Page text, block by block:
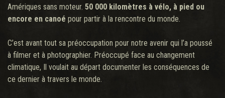
Amériques sans moteur. 50 000 kilomètres à vélo, à pied ou
encore en canoé pour partir à la rencontre du monde.
C’est avant tout sa préoccupation pour notre avenir qui l’a poussé
à filmer et à photographier. Préoccupé face au changement
climatique, Il voulait au départ documenter les conséquences de
ce dernier à travers le monde.